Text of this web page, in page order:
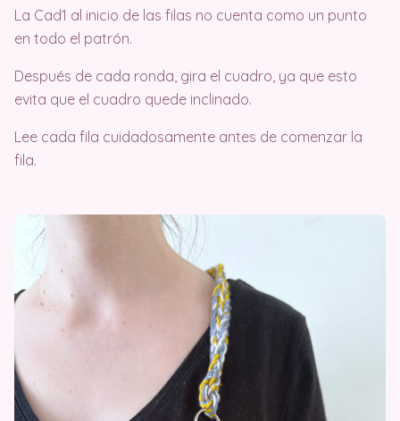
La Cad1 al inicio de las filas no cuenta como un punto
en todo el patrón.
Después de cada ronda, gira el cuadro, ya que esto
evita que el cuadro quede inclinado.
Lee cada fila cuidadosamente antes de comenzar la
fila.